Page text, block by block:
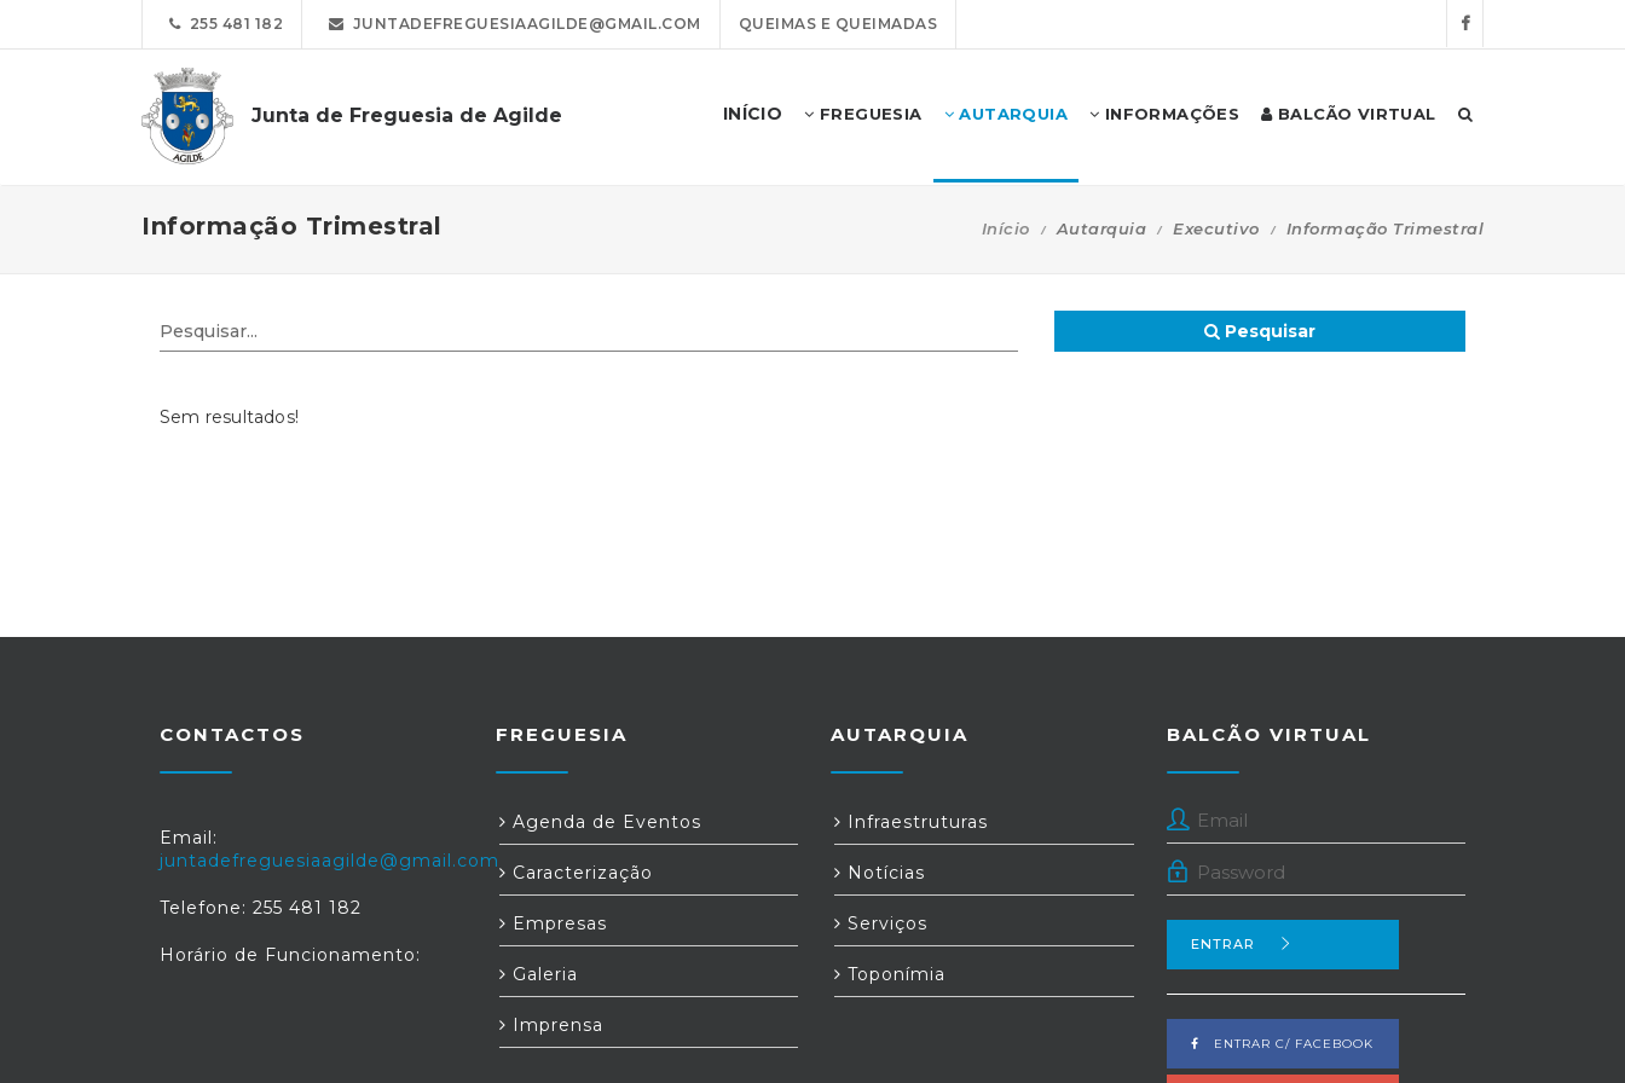
255 481 182 JUNTADEFREGUESIAAGILDE@GMAIL.COM QUEIMAS E QUEIMADAS
Junta de Freguesia de Agilde INÍCIO FREGUESIA AUTARQUIA INFORMAÇÕES BALCÃO VIRTUAL
Informação Trimestral Início Autarquia Executivo Informação Trimestral
Pesquisar
Sem resultados!
CONTACTOS
Email:
juntadefreguesiaagilde@gmail.com
Telefone: 255 481 182
Horário de Funcionamento:
FREGUESIA
Agenda de Eventos
Caracterização
Empresas
Galeria
Imprensa
AUTARQUIA
Infraestruturas
Notícias
Serviços
Toponímia
BALCÃO VIRTUAL
ENTRAR
ENTRAR C/ FACEBOOK